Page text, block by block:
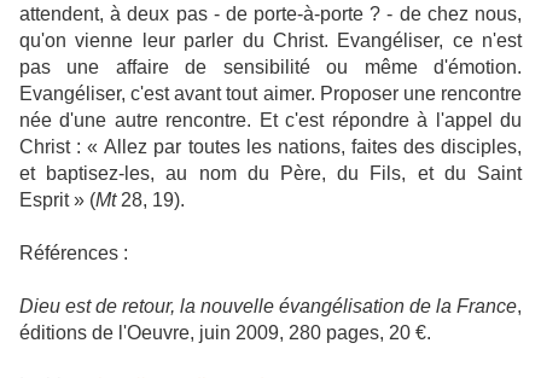
attendent, à deux pas - de porte-à-porte ? - de chez nous,
qu'on vienne leur parler du Christ. Evangéliser, ce n'est
pas une affaire de sensibilité ou même d'émotion.
Evangéliser, c'est avant tout aimer. Proposer une rencontre
née d'une autre rencontre. Et c'est répondre à l'appel du
Christ : « Allez par toutes les nations, faites des disciples,
et baptisez-les, au nom du Père, du Fils, et du Saint
Esprit » (Mt28, 19).
Références :
Dieu est de retour, la nouvelle évangélisation de la France,
éditions de l'Oeuvre, juin 2009, 280 pages, 20 €.